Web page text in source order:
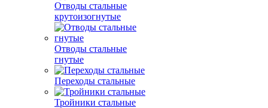
Отводы стальные
крутоизогнутые
Отводы стальные
гнутые
Переходы стальные
Тройники стальные